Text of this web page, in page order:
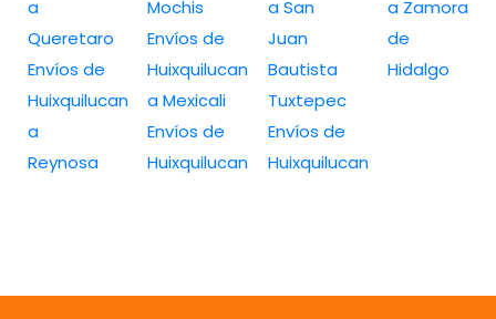
a
Queretaro
Envíos de
Huixquilucan
a
Reynosa
Mochis
Envíos de
Huixquilucan
a Mexicali
Envíos de
Huixquilucan
a San
Juan
Bautista
Tuxtepec
Envíos de
Huixquilucan
a Zamora
de
Hidalgo